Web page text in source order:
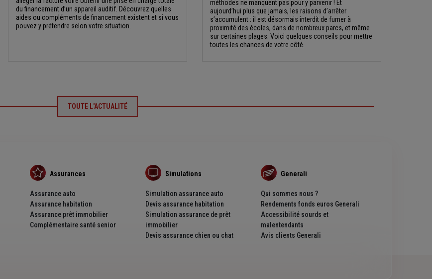
du financement d’un appareil auditif. Découvrez quelles
aides ou compléments de financement existent et si vous
pouvez y prétendre selon votre situation.
méthodes ne manquent pas pour y parvenir ! Et
aujourd’hui plus que jamais, les raisons d’arrêter
s’accumulent : il est désormais interdit de fumer à
proximité des écoles, dans de nombreux parcs, et même
sur certaines plages. Voici quelques conseils pour mettre
toutes les chances de votre côté.
TOUTE L'ACTUALITÉ
Assurances
Assurance auto
Assurance habitation
Assurance prêt immobilier
Complémentaire santé senior
Simulations
Simulation assurance auto
Devis assurance habitation
Simulation assurance de prêt
immobilier
Devis assurance chien ou chat
Generali
Qui sommes nous ?
Rendements fonds euros Generali
Accessibilité sourds et
malentendants
Avis clients Generali